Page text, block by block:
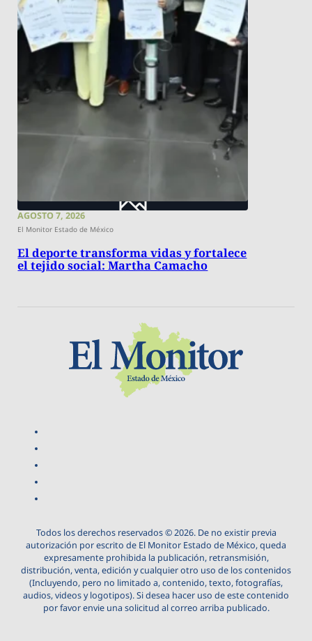
AGOSTO 7, 2026
El Monitor Estado de México
El deporte transforma vidas y fortalece
el tejido social: Martha Camacho
Todos los derechos reservados © 2026. De no existir previa
autorización por escrito de El Monitor Estado de México, queda
expresamente prohibida la publicación, retransmisión,
distribución, venta, edición y cualquier otro uso de los contenidos
(Incluyendo, pero no limitado a, contenido, texto, fotografías,
audios, videos y logotipos). Si desea hacer uso de este contenido
por favor envie una solicitud al correo arriba publicado.